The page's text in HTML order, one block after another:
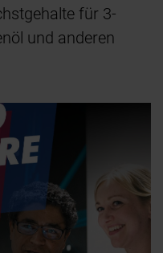
für 3-
und anderen